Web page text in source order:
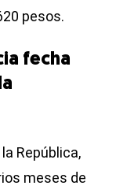
pesos.
fecha
República,
meses de